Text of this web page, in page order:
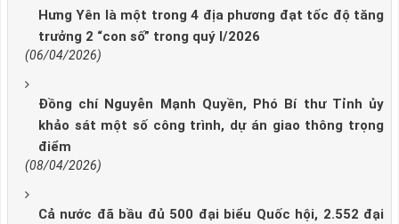
Hưng Yên là một trong 4 địa phương đạt tốc độ tăng
trưởng 2 “con số” trong quý I/2026
(06/04/2026)
Đồng chí Nguyễn Mạnh Quyền, Phó Bí thư Tỉnh ủy
khảo sát một số công trình, dự án giao thông trọng
điểm
(08/04/2026)
Cả nước đã bầu đủ 500 đại biểu Quốc hội, 2.552 đại